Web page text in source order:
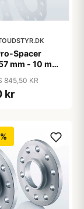
Spacer
mm - 10 mm
845,50 KR
kr